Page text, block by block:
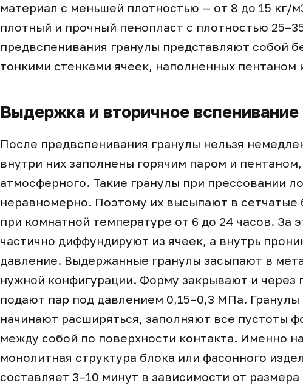
материал с меньшей плотностью — от 8 до 15 кг/
плотный и прочный пенопласт с плотностью
предвспенивания гранулы представляют собой
тонкими стенками ячеек, наполненных пентаном
Выдержка и вторичное
После предвспенивания гранулы нельзя
внутри них заполнены горячим паром и
атмосферного. Такие гранулы при прессовании
неравномерно. Поэтому их высыпают в
при комнатной температуре от 6 до 24 часов. За
частично диффундируют из ячеек, а внутрь
давление. Выдержанные гранулы засыпают в
нужной конфигурации. Форму закрывают и через
подают пар под давлением 0,15–0,3 МПа. Гранулы
начинают расширяться, заполняют все пустоты
между собой по поверхности контакта. Именно
монолитная структура блока или фасонного
составляет 3–10 минут в зависимости от